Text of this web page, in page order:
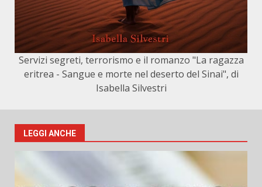
Servizi segreti, terrorismo e il romanzo "La ragazza
eritrea - Sangue e morte nel deserto del Sinai", di
Isabella Silvestri
LEGGI ANCHE